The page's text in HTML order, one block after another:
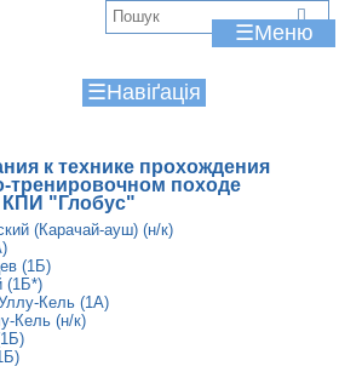
Jump to navigation
☰
к технике прохождения
тренировочном походе
КПИ "Глобус"
(Карачай-ауш) (н/к)
(1Б)
(1Б*)
Кель (1А)
Кель (н/к)
☰